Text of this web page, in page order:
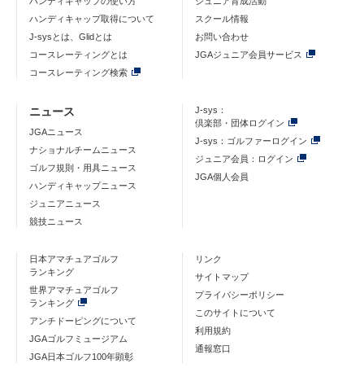
ハンディキャップ取得について
J-sysとは、Glidとは
コースレーティングとは
コースレーティング検索
スクール情報
お問い合わせ
JGAジュニア会員サービス
ニュース
JGAニュース
ナショナルチームニュース
ゴルフ規則・用具ニュース
ハンディキャップニュース
ジュニアニュース
競技ニュース
J-sys：
倶楽部・団体ログイン
J-sys：ゴルファーログイン
ジュニア会員：ログイン
JGA個人会員
日本アマチュアゴルフ
ランキング
世界アマチュアゴルフ
ランキング
アンチドーピングについて
JGAゴルフミュージアム
JGA日本ゴルフ100年顕彰
リンク
サイトマップ
プライバシーポリシー
このサイトについて
利用規約
通報窓口